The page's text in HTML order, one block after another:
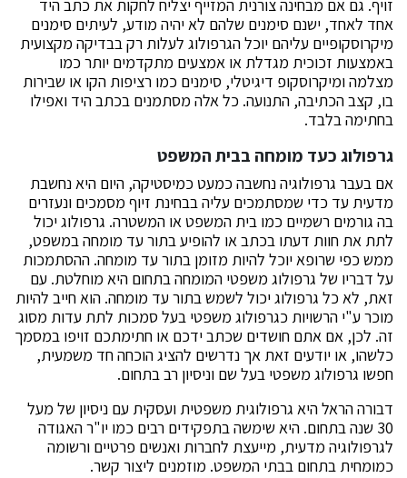
זויף. גם אם מבחינה צורנית המזייף יצליח לחקות את כתב היד
אחד לאחד, ישנם סימנים שלהם לא יהיה מודע, לעיתים סימנים
מיקרוסקופיים עליהם יוכל הגרפולוג לעלות רק בבדיקה מקצועית
באמצעות זכוכית מגדלת או אמצעים מתקדמים יותר כמו
מצלמה ומיקרוסקופ דיגיטלי, סימנים כמו רציפות הקו או שבירות
בו, קצב הכתיבה, התנועה. כל אלה מסתמנים בכתב היד ואפילו
בחתימה בלבד.
גרפולוג כעד מומחה בבית המשפט
אם בעבר גרפולוגיה נחשבה כמעט כמיסטיקה, היום היא נחשבת
מדעית עד כדי שמסתמכים עליה בבחינת זיוף מסמכים ונעזרים
בה גורמים רשמיים כמו בית המשפט או המשטרה. גרפולוג יכול
לתת את חוות דעתו בכתב או להופיע בתור עד מומחה במשפט,
ממש כפי שרופא יוכל להיות מזומן בתור עד מומחה. ההסתמכות
על דבריו של גרפולוג משפטי המומחה בתחום היא מוחלטת. עם
זאת, לא כל גרפולוג יכול לשמש בתור עד מומחה. הוא חייב להיות
מוכר ע"י הרשויות כגרפולוג משפטי בעל סמכות לתת עדות מסוג
זה. לכן, אם אתם חושדים שכתב ידכם או חתימתכם זויפו במסמך
כלשהו, או יודעים זאת אך נדרשים להציג הוכחה חד משמעית,
חפשו גרפולוג משפטי בעל שם וניסיון רב בתחום.
דבורה הראל היא גרפולוגית משפטית ועסקית עם ניסיון של מעל
30 שנה בתחום. היא שימשה בתפקידים רבים כמו יו"ר האגודה
לגרפולוגיה מדעית, מייעצת לחברות ואנשים פרטיים ורשומה
כמומחית בתחום בבתי המשפט. מוזמנים ליצור קשר.